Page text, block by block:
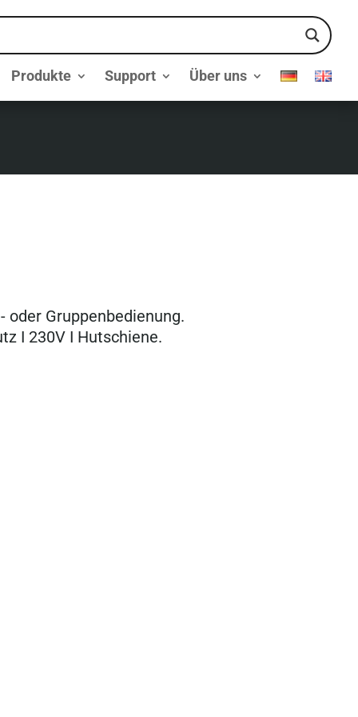
Produkte Support Über uns
Gruppenbedienung.
I 230V I Hutschiene.